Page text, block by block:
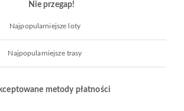
Nie przegap!
Najpopularniejsze loty
Najpopularniejsze trasy
metody płatności